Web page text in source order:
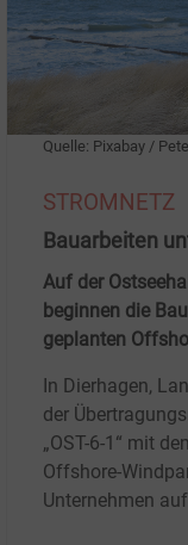
Quelle: Pixabay /
STROMNETZ
Bauarbeiten
Auf der
beginnen die
geplanten
In Dierhagen,
der
„OST-6-1“ mit
Offshore-
Unternehmen